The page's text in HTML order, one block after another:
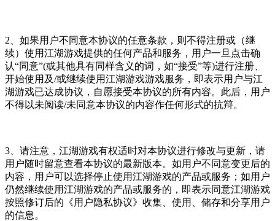
2、如果用户不同意本协议的任意条款，则不得注册或（继
续）使用江湖游戏提供的任何产品和服务，用户一旦点击确
认“同意”(或其他具有同样含义的词，如“接受”等)进行注册、
开始使用及/或继续使用江湖游戏游戏服务，即表示用户与江
湖游戏已达成协议，自愿接受本协议的所有内容。此后，用户
不得以未阅读/未同意本协议的内容作任何形式的抗辩。
3、请注意，江湖游戏有权适时对本协议进行修改与更新，请
用户随时留意查看本协议的最新版本。如用户不同意变更后的
内容，用户可以选择停止使用江湖游戏的产品或服务；如用户
仍然继续使用江湖游戏的产品或服务的，即表示同意江湖游戏
按照修订后的《用户隐私协议》收集、使用、储存和分享用户
的信息。